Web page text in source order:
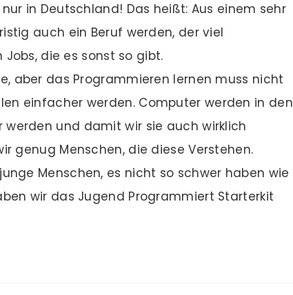
in Deutschland! Das heißt: Aus einem sehr
auch ein Beruf werden, der viel
die es sonst so gibt.
aber das Programmieren lernen muss nicht
einfacher werden. Computer werden in den
und damit wir sie auch wirklich
genug Menschen, die diese Verstehen.
Menschen, es nicht so schwer haben wie
wir das Jugend Programmiert Starterkit